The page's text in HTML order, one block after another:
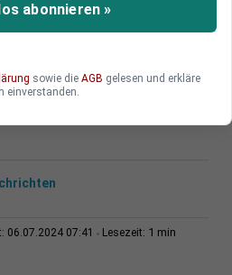
sind immer ein
wurde vor Jahren auf ein
findet im
06.07.2024 07:41 Lesezeit: 1 min
abonnieren »
sowie die AGB gelesen und erkläre
einverstanden.